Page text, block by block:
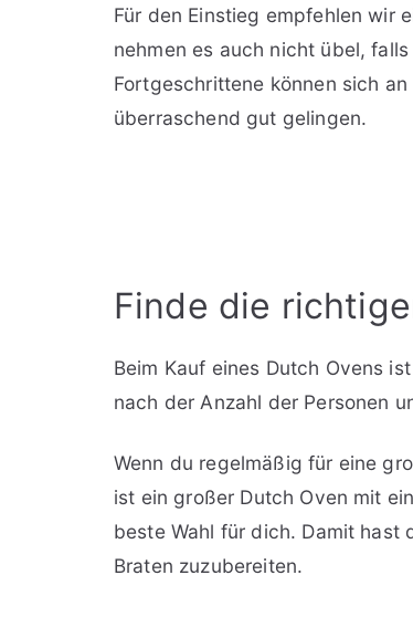
Für den Einstieg empfehlen wir
nehmen es auch nicht übel,
Fortgeschrittene können sich
überraschend gut gelingen.
Finde die
Beim Kauf eines Dutch Ovens
nach der Anzahl der Personen
Wenn du regelmäßig für eine
ist ein großer Dutch Oven mit
beste Wahl für dich. Damit hast
Braten zuzubereiten.